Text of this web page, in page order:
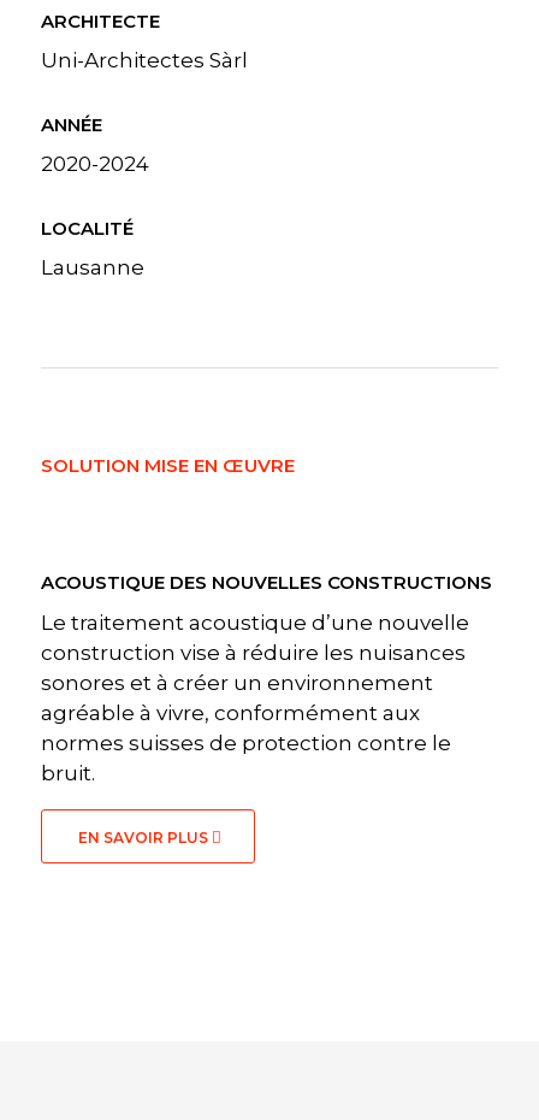
ARCHITECTE
Uni-Architectes Sàrl
ANNÉE
2020-2024
LOCALITÉ
Lausanne
SOLUTION MISE EN ŒUVRE
ACOUSTIQUE DES NOUVELLES CONSTRUCTIONS
Le traitement acoustique d’une nouvelle
construction vise à réduire les nuisances
sonores et à créer un environnement
agréable à vivre, conformément aux
normes suisses de protection contre le
bruit.
EN SAVOIR PLUS